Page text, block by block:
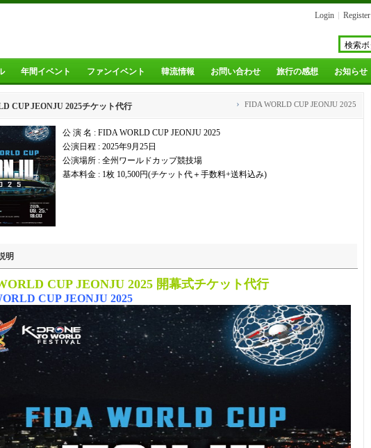
Login Register
年間イベント ファンイベント 韓流情報 お問い合わせ 旅行の感想 お知らせ
CUP JEONJU 2025チケット代行
公 演 名 : FIDA WORLD CUP JEONJU 2025
公演日程 : 2025年9月25日
公演場所 : 全州ワールドカップ競技場
基本料金 : 1枚 10,500円(チケット代＋手数料+送料込み)
明
CUP JEONJU 2025 開幕式チケット代行
CUP JEONJU 2025
› FIDA WORLD CUP JEONJU 2025